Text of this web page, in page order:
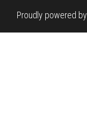
Proudly powered by